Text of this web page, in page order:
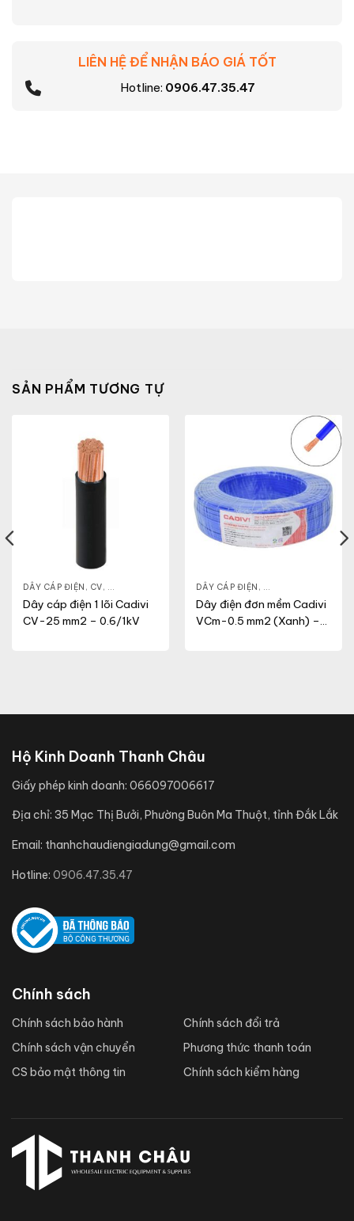
LIÊN HỆ ĐỂ NHẬN BÁO GIÁ TỐT
Hotline: 0906.47.35.47
SẢN PHẨM TƯƠNG TỰ
DÂY CÁP ĐIỆN , CV, DÂY ĐIỆN DÂN DỤNG
Dây cáp điện 1 lõi Cadivi
CV-25 mm2 – 0.6/1kV
DÂY CÁP ĐIỆN , DÂY ĐIỆN DÂN
Dây điện đơn mềm Cadivi
VCm-0.5 mm2 (Xanh) –
VCM
Hộ Kinh Doanh Thanh Châu
Giấy phép kinh doanh: 066097006617
Địa chỉ: 35 Mạc Thị Bưởi, Phường Buôn Ma Thuột, tỉnh Đắk Lắk
Email: thanhchaudiengiadung@gmail.com
Hotline: 0906.47.35.47
Chính sách
Chính sách bảo hành
Chính sách vận chuyển
CS bảo mật thông tin
Chính sách đổi trả
Phương thức thanh toán
Chính sách kiểm hàng